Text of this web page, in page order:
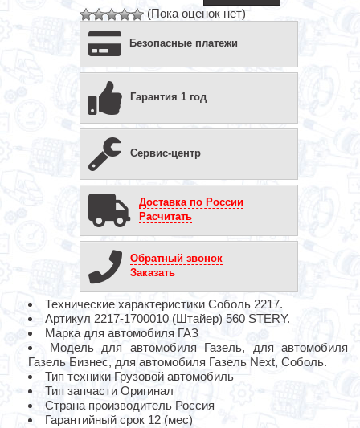
(Пока оценок нет)
Безопасные платежи
Гарантия 1 год
Сервис-центр
Доставка по России
Расчитать
Обратный звонок
Заказать
Технические характеристики Соболь 2217.
Артикул 2217-1700010 (Штайер) 560 STERY.
Марка для автомобиля ГАЗ
Модель для автомобиля Газель, для автомобиля
Газель Бизнес, для автомобиля Газель Next, Соболь.
Тип техники Грузовой автомобиль
Тип запчасти Оригинал
Страна производитель Россия
Гарантийный срок 12 (мес)